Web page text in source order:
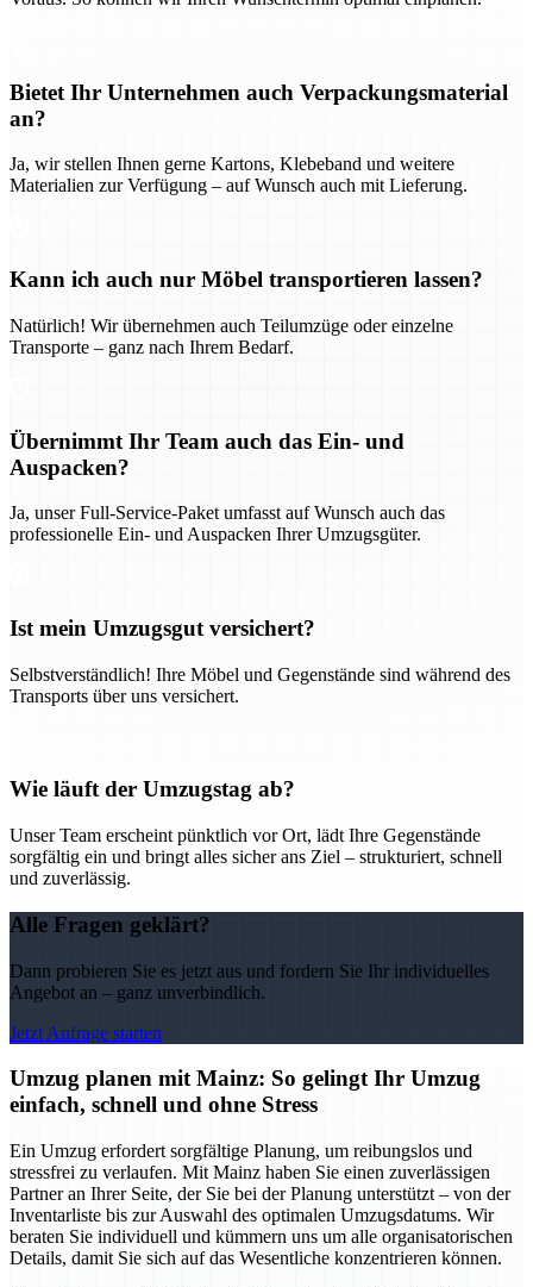
Bietet Ihr Unternehmen auch Verpackungsmaterial
an?
Ja, wir stellen Ihnen gerne Kartons, Klebeband und weitere
Materialien zur Verfügung – auf Wunsch auch mit Lieferung.
Kann ich auch nur Möbel transportieren lassen?
Natürlich! Wir übernehmen auch Teilumzüge oder einzelne
Transporte – ganz nach Ihrem Bedarf.
Übernimmt Ihr Team auch das Ein- und
Auspacken?
Ja, unser Full-Service-Paket umfasst auf Wunsch auch das
professionelle Ein- und Auspacken Ihrer Umzugsgüter.
Ist mein Umzugsgut versichert?
Selbstverständlich! Ihre Möbel und Gegenstände sind während des
Transports über uns versichert.
Wie läuft der Umzugstag ab?
Unser Team erscheint pünktlich vor Ort, lädt Ihre Gegenstände
sorgfältig ein und bringt alles sicher ans Ziel – strukturiert, schnell
und zuverlässig.
Alle Fragen geklärt?
Dann probieren Sie es jetzt aus und fordern Sie Ihr individuelles
Angebot an – ganz unverbindlich.
Jetzt Anfrage starten
Umzug planen mit Mainz: So gelingt Ihr Umzug
einfach, schnell und ohne Stress
Ein Umzug erfordert sorgfältige Planung, um reibungslos und
stressfrei zu verlaufen. Mit Mainz haben Sie einen zuverlässigen
Partner an Ihrer Seite, der Sie bei der Planung unterstützt – von der
Inventarliste bis zur Auswahl des optimalen Umzugsdatums. Wir
beraten Sie individuell und kümmern uns um alle organisatorischen
Details, damit Sie sich auf das Wesentliche konzentrieren können.